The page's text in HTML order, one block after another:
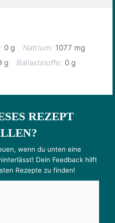
0 g Natrium: 1077 mg
g Ballaststoffe: 0 g
REZEPT
wenn du unten eine
Dein Feedback hilft
Rezepte zu finden!